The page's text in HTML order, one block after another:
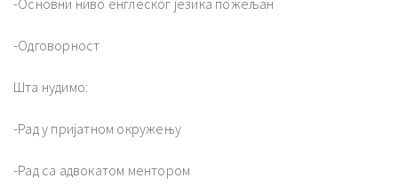
-Одговорност
Шта нудимо:
-Рад у пријатном окружењу
-Рад са адвокатом ментором